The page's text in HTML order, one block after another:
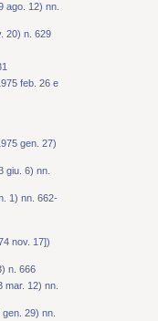
ago. 12) nn.
20) n. 629
feb. 26 e
gen. 27)
giu. 6) nn.
1) nn. 662-
nov. 17])
n. 666
mar. 12) nn.
29) nn.